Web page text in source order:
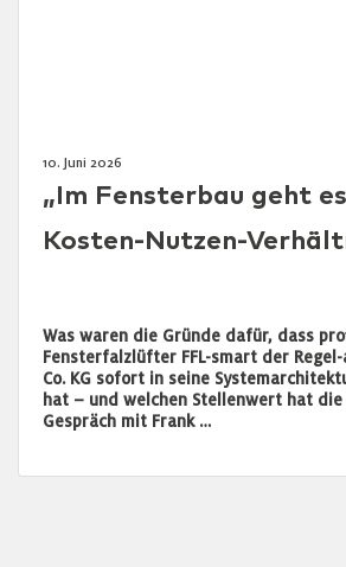
10. Juni 2026
„Im Fensterbau geht
Kosten-Nutzen-
Was waren die Gründe dafür, dass
Fensterfalzlüfter FFL-smart der Regel-
Co. KG sofort in seine
hat – und welchen Stellenwert hat die
Gespräch mit Frank …